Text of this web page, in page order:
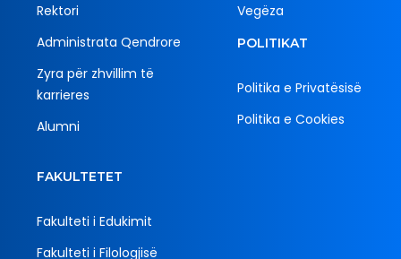
Rektori
Administrata Qendrore
Zyra për zhvillim të
karrieres
Alumni
Vegëza
POLITIKAT
Politika e Privatësisë
Politika e Cookies
FAKULTETET
Fakulteti i Edukimit
Fakulteti i Filologjisë